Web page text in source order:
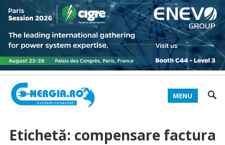
MENU
Etichetă: compensare factura